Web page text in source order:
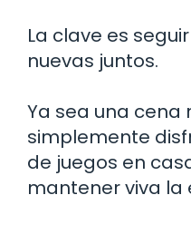
La clave es
nuevas juntos.
Ya sea una cena
simplemente
de juegos en
mantener viva la